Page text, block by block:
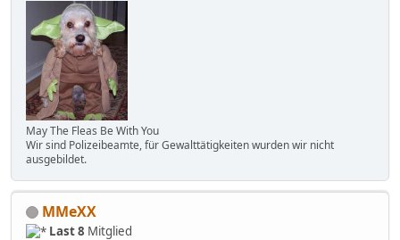
May The Fleas Be With You
Wir sind Polizeibeamte, für Gewalttätigkeiten wurden wir nicht
ausgebildet.
MMeXX
Last 8 Mitglied